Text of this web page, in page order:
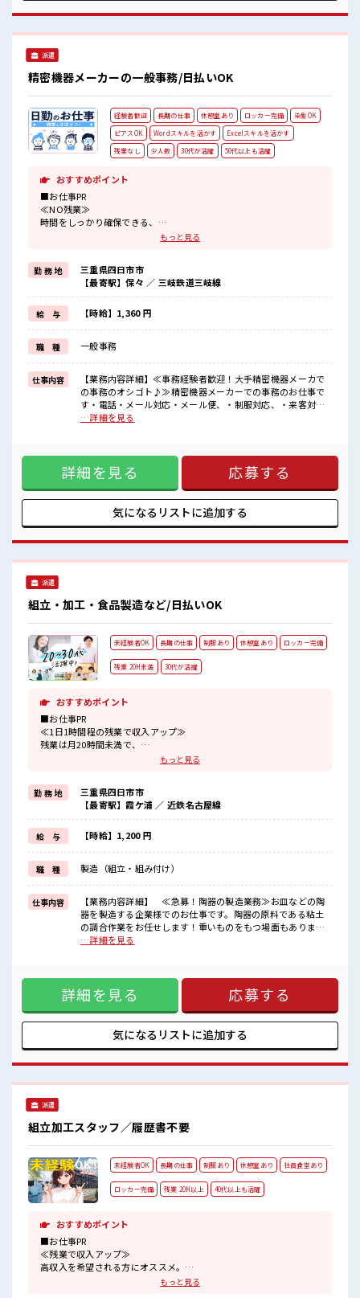
う！ ■職場の雰囲気 髪型・髪色自由♪ 派手過ぎなければOK
だから、 モチベーションもUP！ 20代が多数活躍中！ 社会人
派遣
精密機器メーカーの一般事務/日払いOK
経験者歓迎 長期の仕事 休憩室あり ロッカー完備
染髪OK
ピアスOK
Wordスキルを活かす
Excelスキルを活かす
残業なし
少人数 30代が活躍 50代以上も活躍
おすすめポイント
■お仕事PR
≪NO残業≫
時間をしっかり確保できる、
≪経験者優遇≫
これまでの経験を活かしませんか？
ブランクがあっても大丈夫♪
経験はちょっとだけ…という方もOK！
≪ヘアカラーOKで自由な雰囲気の職場≫
明るすぎたり奇抜でなければ基本的に自由！
(規定有)≪収入アップを目指せる≫
高時給だらけの派遣のお仕事です！
■職場の雰囲気
少人数ですぐに馴染むことができそう♪
アットホームな環境☆
明るすぎたり奇抜過ぎなければヘアカラーOK！
もっと見る
勤 務 地
三重県四日市市
【最寄駅】保々 ／ 三岐鉄道三岐線
給 与 【時給】1,360 円
職 種 一般事務
仕事内容
【業務内容詳細】≪事務経験者歓迎！大手精密機器メーカで
の事務のオシゴト♪≫精密機器メーカーでの事務のお仕事で
す・電話・メール対応・メール便、・制服対応、・来客対応
等の事務のお仕事全般をお任せします。電話やメールは自社
してます。【取扱製品情報】精密機器 ■お仕事PR ≪NO残業
≫ 時間をしっかり確保できる、 残業基本ナシのお仕事♪ オン
とオフをきっちり切り替えたい方にオススメ！ ≪経験者優遇
≫ これまでの経験を活かしませんか？ ブランクがあっても大
丈夫♪ 経験はちょっとだけ…という方もOK！ ≪ヘアカラー
OKで自由な雰囲気の職場≫ 明るすぎたり奇抜でなければ基本
の派遣のお仕事です！ ■職場の雰囲気 少人数ですぐに馴染む
ことができそう♪ アットホームな環境☆ 明るすぎたり奇抜過
…詳細を見る
詳細を見る 応募する
気になるリストに追加する
派遣
組立・加工・食品製造など/日払いOK
未経験者OK 長期の仕事 制服あり 休憩室あり ロッカー完備
残業 20H未満 30代が活躍
おすすめポイント
■お仕事PR
≪1日1時間程の残業で収入アップ≫
残業は月20時間未満で、
制服があるので、
毎日の服装の悩み解消♪
≪未経験OKの仕事≫
新しいことにチャレンジするのは不安だけど、
しっかり働く環境が整っています！
イチからスキルUP・ステップUP目指していきましょう！
≪自分に向いている仕事が探せる≫
困った事などがあれば、
担当がしっかりサポートします！
■職場の雰囲気
休憩室完備でランチや休憩も充実しそう♪
職場にはロッカー完備！
もっと見る
勤 務 地
三重県四日市市
【最寄駅】霞ケ浦 ／ 近鉄名古屋線
給 与 【時給】1,200 円
職 種 製造（組立・組み付け）
仕事内容
【業務内容詳細】 ≪急募！陶器の製造業務≫お皿などの陶
器を製造する企業様でのお仕事です。陶器の原料である粘土
の調合作業をお任せします！重いものをもつ場面もあります
ので力が必要です。★最寄駅から徒歩5分の好立地！人気の日
どよく稼げます♪ ≪動きやすい制服アリ≫ 制服があるので、
毎日の服装の悩み解消♪ ≪未経験OKの仕事≫ 新しいことに
チャレンジするのは不安だけど、 しっかり働く環境が整って
います！ イチからスキルUP・ステップUP目指していきまし
ょう！ ≪自分に向いている仕事が探せる≫ 困った事などがあ
れば、 担当がしっかりサポートします！ ■職場の雰囲気 休憩
備！ 私物の置きすぎには注意が必要ですね★ 残業も1日1H程
度あるので給料の上乗せも期待できそう！
…詳細を見る
詳細を見る 応募する
気になるリストに追加する
派遣
組立加工スタッフ／履歴書不要
未経験者OK 長期の仕事 制服あり 休憩室あり 社員食堂あり
ロッカー完備 残業 20H以上 40代以上も活躍
おすすめポイント
■お仕事PR
≪残業で収入アップ≫
高収入を希望される方にオススメ。
残業は月20時間以上あります♪もっと見る